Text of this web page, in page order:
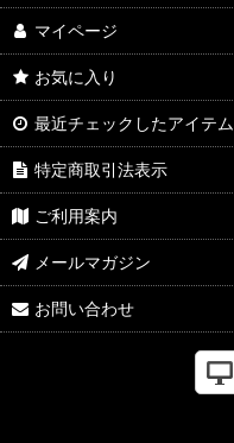
マイページ
お気に入り
最近チェックしたアイテム
特定商取引法表示
ご利用案内
メールマガジン
お問い合わせ